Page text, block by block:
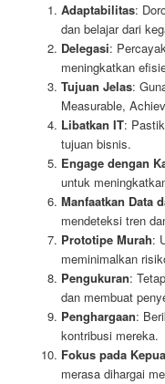
Adaptabilitas:
dan belajar dari
Delegasi:
meningkatkan
Tujuan Jelas:
Measurable,
Libatkan IT:
tujuan bisnis.
Engage dengan
untuk
Manfaatkan Data
mendeteksi tren
Prototipe Murah:
meminimalkan
Pengukuran:
dan membuat
Penghargaan:
kontribusi mereka.
Fokus pada
merasa dihargai